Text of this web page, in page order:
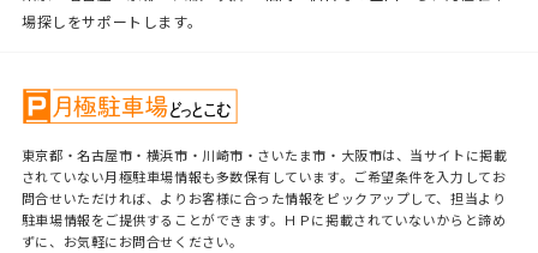
場探しをサポートします。
東京都・名古屋市・横浜市・川崎市・さいたま市・大阪市は、当サイトに掲載
されていない月極駐車場情報も多数保有しています。ご希望条件を入力してお
問合せいただければ、よりお客様に合った情報をピックアップして、担当より
駐車場情報をご提供することができます。ＨＰに掲載されていないからと諦め
ずに、お気軽にお問合せください。